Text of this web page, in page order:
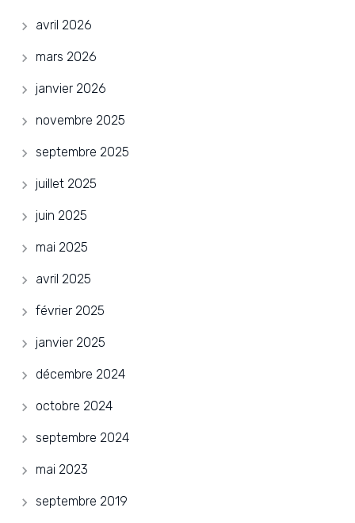
avril 2026
mars 2026
janvier 2026
novembre 2025
septembre 2025
juillet 2025
juin 2025
mai 2025
avril 2025
février 2025
janvier 2025
décembre 2024
octobre 2024
septembre 2024
mai 2023
septembre 2019